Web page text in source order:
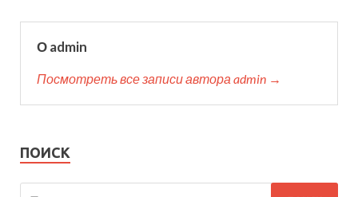
О admin
Посмотреть все записи автора admin →
ПОИСК